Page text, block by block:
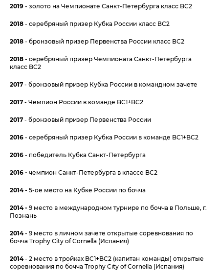
2019- золото наЧемпионате Санкт-Петербурга класс BC2
2018- серебряный призер Кубка России класс ВС2
2018- бронзовый призер Первенства России класс ВС2
2018- серебряный призер Чемпионата Санкт-Петербурга
класс BC2
2017- бронзовый призер Кубка России в командном зачете
2017- Чемпион России в команде BC1+BC2
2017- бронзовый призер Первенства России
2016- серебряный призер Кубка России в команде BC1+BC2
2016- победитель Кубка Санкт-Петербурга
2016 - чемпион Санкт-Петербурга в классе BC2
2014 - 5-ое место на Кубке России по бочча
2014 - 9 место в международном турнире по бочча в Польше, г.
Познань
2014- 9 место в личном зачете открытые соревнования по
бочча Trophy City of Cornella (Испания)
2014- 2 место в тройках BC1+BC2 (капитан команды) открытые
соревнования по бочча Trophy City of Cornella (Испания)